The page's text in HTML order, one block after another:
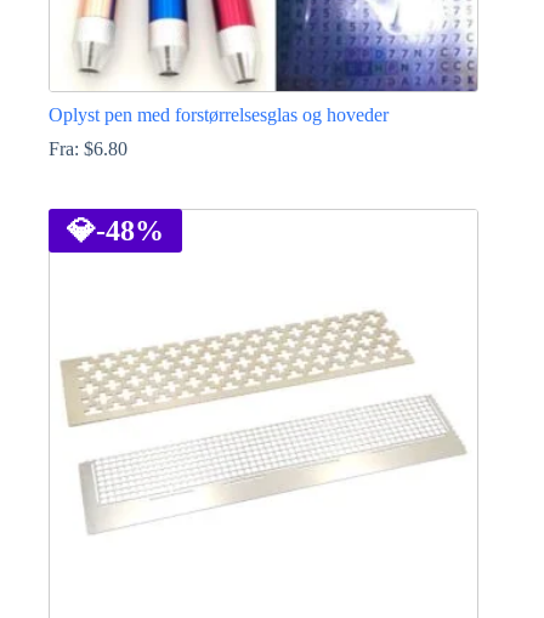
Oplyst pen med forstørrelsesglas og hoveder
Fra: $6.80
vare
har
flere
på
varesiden
💎-48%